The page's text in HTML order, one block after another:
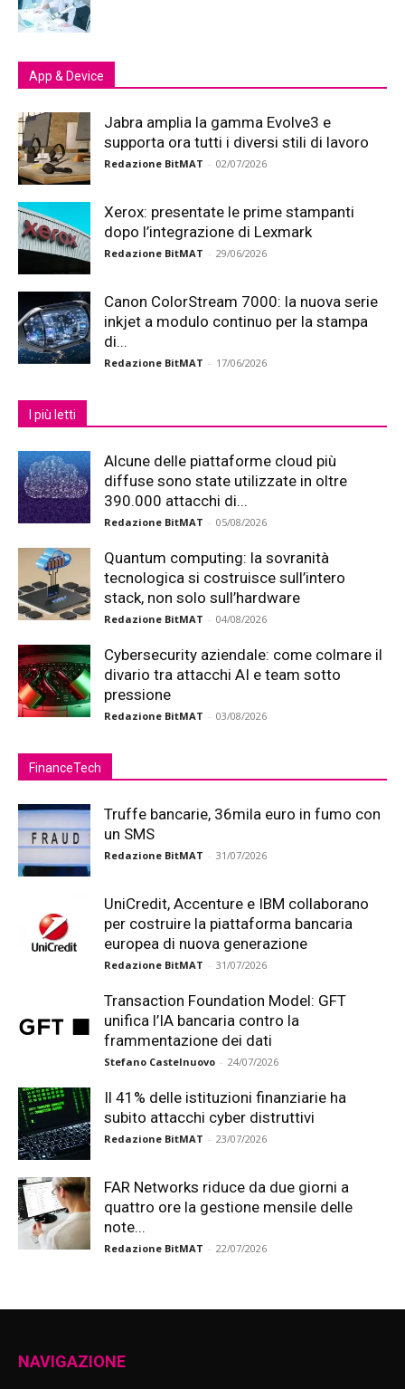
App & Device
Jabra amplia la gamma Evolve3 e
supporta ora tutti i diversi stili di lavoro
Redazione BitMAT - 02/07/2026
Xerox: presentate le prime stampanti
dopo l’integrazione di Lexmark
Redazione BitMAT - 29/06/2026
Canon ColorStream 7000: la nuova serie
inkjet a modulo continuo per la stampa
di...
Redazione BitMAT - 17/06/2026
I più letti
Alcune delle piattaforme cloud più
diffuse sono state utilizzate in oltre
390.000 attacchi di...
Redazione BitMAT - 05/08/2026
Quantum computing: la sovranità
tecnologica si costruisce sull’intero
stack, non solo sull’hardware
Redazione BitMAT - 04/08/2026
Cybersecurity aziendale: come colmare il
divario tra attacchi AI e team sotto
pressione
Redazione BitMAT - 03/08/2026
FinanceTech
Truffe bancarie, 36mila euro in fumo con
un SMS
Redazione BitMAT - 31/07/2026
UniCredit, Accenture e IBM collaborano
per costruire la piattaforma bancaria
europea di nuova generazione
Redazione BitMAT - 31/07/2026
Transaction Foundation Model: GFT
unifica l’IA bancaria contro la
frammentazione dei dati
Stefano Castelnuovo - 24/07/2026
Il 41% delle istituzioni finanziarie ha
subito attacchi cyber distruttivi
Redazione BitMAT - 23/07/2026
FAR Networks riduce da due giorni a
quattro ore la gestione mensile delle
note...
Redazione BitMAT - 22/07/2026
NAVIGAZIONE